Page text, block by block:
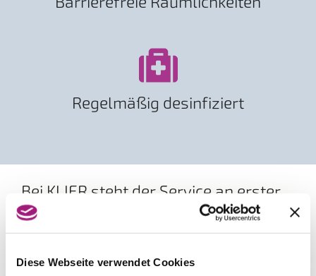
Diese Webseite verwendet Cookies
Regelmäßig desinfiziert
Bei KLIER steht der Service an erster
Stelle!
Bedienung mit oder ohne Voranmeldung, eine
Kopfmassage nach dem Waschen sind